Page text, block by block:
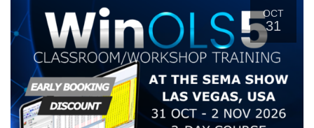
OCT
31